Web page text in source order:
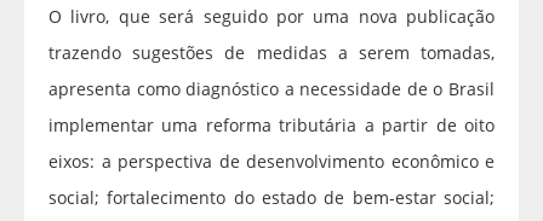
O livro, que será seguido por uma nova publicação
trazendo sugestões de medidas a serem tomadas,
apresenta como diagnóstico a necessidade de o Brasil
implementar uma reforma tributária a partir de oito
eixos: a perspectiva de desenvolvimento econômico e
social; fortalecimento do estado de bem-estar social;